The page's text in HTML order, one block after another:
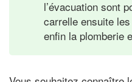
l’évacuation sont
carrelle ensuite
enfin la plomberie